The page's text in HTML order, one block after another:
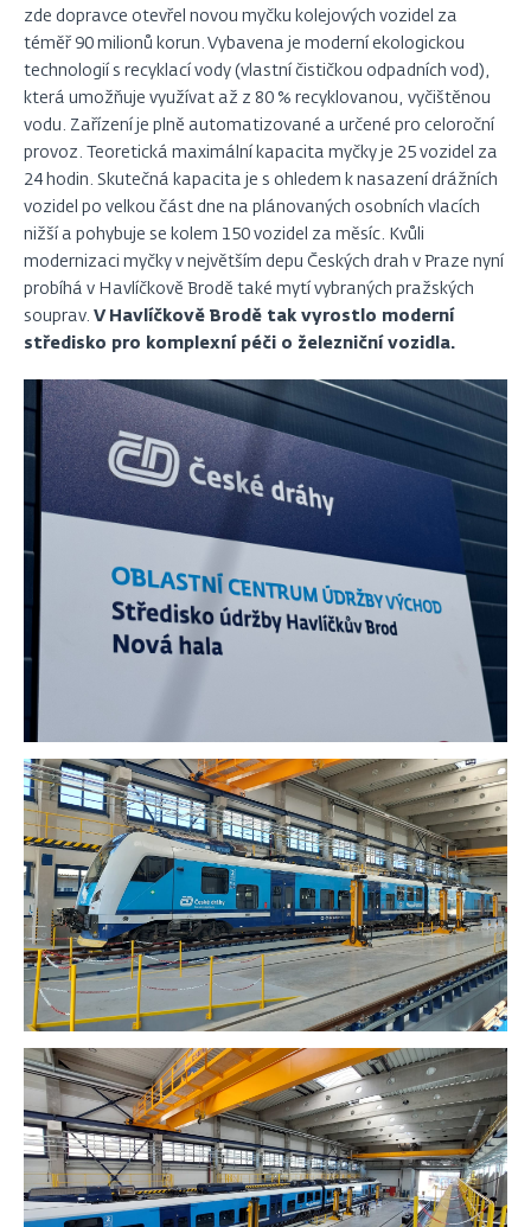
zde dopravce otevřel novou myčku kolejových vozidel za
téměř 90 milionů korun. Vybavena je moderní ekologickou
technologií s recyklací vody (vlastní čističkou odpadních vod),
která umožňuje využívat až z 80 % recyklovanou, vyčištěnou
vodu. Zařízení je plně automatizované a určené pro celoroční
provoz. Teoretická maximální kapacita myčky je 25 vozidel za
24 hodin. Skutečná kapacita je s ohledem k nasazení drážních
vozidel po velkou část dne na plánovaných osobních vlacích
nižší a pohybuje se kolem 150 vozidel za měsíc. Kvůli
modernizaci myčky v největším depu Českých drah v Praze nyní
probíhá v Havlíčkově Brodě také mytí vybraných pražských
souprav. V Havlíčkově Brodě tak vyrostlo moderní
středisko pro komplexní péči o železniční vozidla.